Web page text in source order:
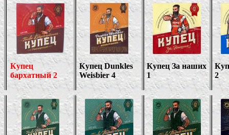
Купец
бархатный 2
КупецDunkles
Weisbier 4
Купец За наших
1
2